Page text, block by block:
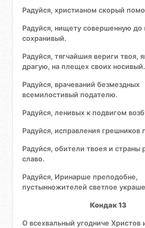
Радуйся, христианом скорый
Радуйся, нищету совершенную до
сохранивый.
Радуйся, тягчайшия вериги твоя,
драгую, на плещех своих носивый.
Радуйся, врачеваний безмездных
всемилостивый подателю.
Радуйся, ленивых к подвигом
Радуйся, исправления грешников
Радуйся, обители твоея и страны
славо.
Радуйся, Иринарше преподобне,
пустынножителей светлое
Кондак 13
О всехвальный угодниче Христов